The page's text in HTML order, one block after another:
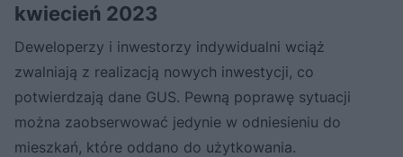
kwiecień 2023
Deweloperzy i inwestorzy indywidualni wciąż
zwalniają z realizacją nowych inwestycji, co
potwierdzają dane GUS. Pewną poprawę sytuacji
można zaobserwować jedynie w odniesieniu do
mieszkań, które oddano do użytkowania.